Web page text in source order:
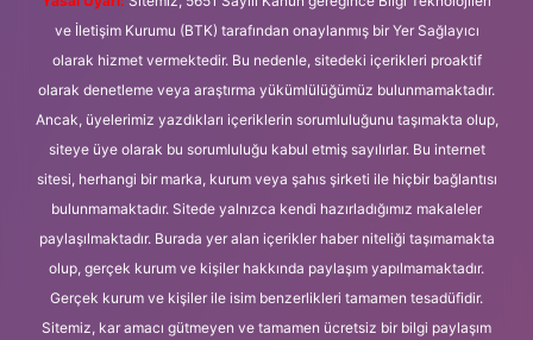
ve İletişim Kurumu (BTK) tarafından onaylanmış bir Yer Sağlayıcı
olarak hizmet vermektedir. Bu nedenle, sitedeki içerikleri proaktif
olarak denetleme veya araştırma yükümlülüğümüz bulunmamaktadır.
Ancak, üyelerimiz yazdıkları içeriklerin sorumluluğunu taşımakta olup,
siteye üye olarak bu sorumluluğu kabul etmiş sayılırlar. Bu internet
sitesi, herhangi bir marka, kurum veya şahıs şirketi ile hiçbir bağlantısı
bulunmamaktadır. Sitede yalnızca kendi hazırladığımız makaleler
paylaşılmaktadır. Burada yer alan içerikler haber niteliği taşımamakta
olup, gerçek kurum ve kişiler hakkında paylaşım yapılmamaktadır.
Gerçek kurum ve kişiler ile isim benzerlikleri tamamen tesadüfidir.
Sitemiz, kar amacı gütmeyen ve tamamen ücretsiz bir bilgi paylaşım